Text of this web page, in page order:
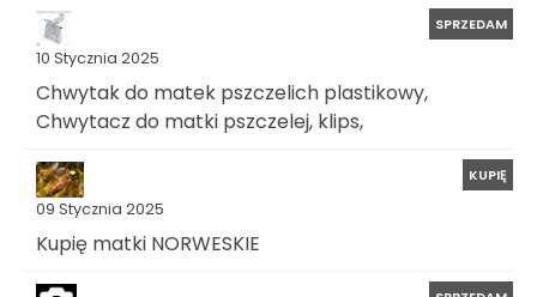
10 Stycznia 2025
SPRZEDAM
Chwytak do matek pszczelich plastikowy,
Chwytacz do matki pszczelej, klips,
09 Stycznia 2025
KUPIĘ
Kupię matki NORWESKIE